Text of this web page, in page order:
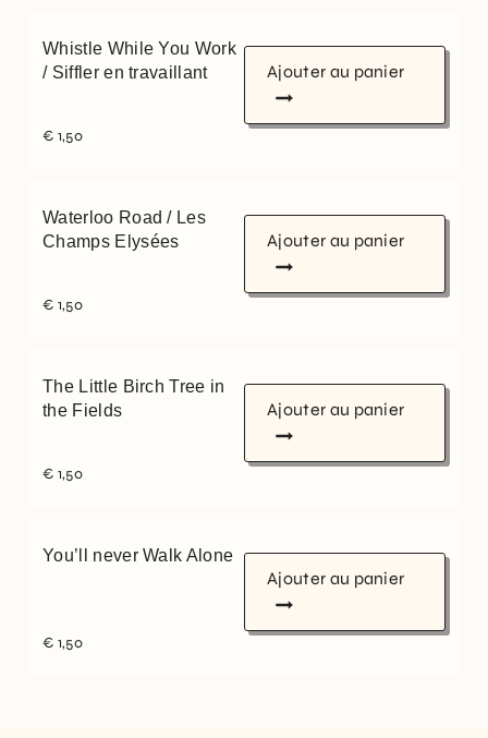
Whistle While You Work
/ Siffler en travaillant
€ 1,50
Ajouter au panier
Waterloo Road / Les
Champs Elysées
€ 1,50
Ajouter au panier
The Little Birch Tree in
the Fields
€ 1,50
Ajouter au panier
You’ll never Walk Alone
€ 1,50
Ajouter au panier